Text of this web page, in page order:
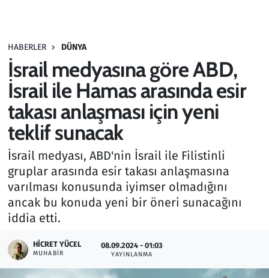
HABERLER DÜNYA
İsrail medyasına göre ABD,
İsrail ile Hamas arasında esir
takası anlaşması için yeni
teklif sunacak
İsrail medyası, ABD'nin İsrail ile Filistinli
gruplar arasında esir takası anlaşmasına
varılması konusunda iyimser olmadığını
ancak bu konuda yeni bir öneri sunacağını
iddia etti.
HICRET YÜCEL
MUHABIR
08.09.2024 - 01:03
YAYINLANMA
Haber
Kültür Sanat
Kurumsal Haberler
Lezzet Durağı
Memur ve Kamu
Otomobil
Ramazan